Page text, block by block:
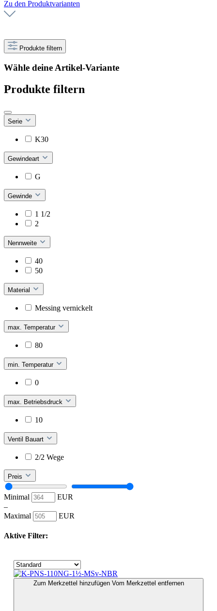
Zu den Produktvarianten
Produkte filtern
Wähle deine Artikel-Variante
Produkte filtern
Serie
K30
Gewindeart
G
Gewinde
1 1/2
2
Nennweite
40
50
Material
Messing vernickelt
max. Temperatur
80
min. Temperatur
0
max. Betriebsdruck
10
Ventil Bauart
2/2 Wege
Preis
Minimal
EUR
–
Maximal
EUR
Aktive Filter:
Zum Merkzettel hinzufügen Vom Merkzettel entfernen